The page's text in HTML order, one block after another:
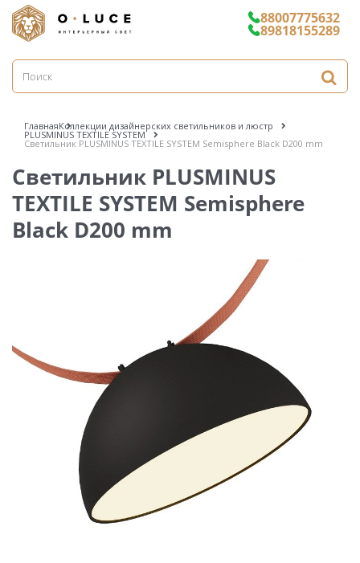
88007775632
89818155289
ГлавнаяКоллекции дизайнерских светильников и люстр
PLUSMINUS TEXTILE SYSTEM
Светильник PLUSMINUS TEXTILE SYSTEM Semisphere Black D200 mm
Светильник PLUSMINUS
TEXTILE SYSTEM Semisphere
Black D200 mm